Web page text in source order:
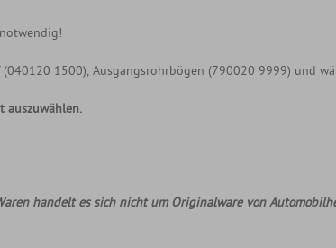
(040120 1500), Ausgangsrohrbögen (790020 9999) und
auszuwählen.
handelt es sich nicht um Originalware von